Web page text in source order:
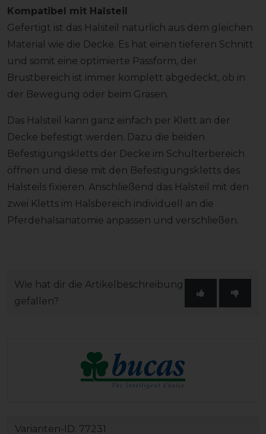
Kompatibel mit Halsteil
Gefertigt ist das Halsteil natürlich aus dem gleichen
Material wie die Decke. Es hat einen tieferen Schnitt
und somit eine optimierte Passform, der
Brustbereich ist immer komplett abgedeckt, ob in
der Bewegung oder beim Grasen.
Das Halsteil kann ganz einfach per Klett an der
Decke befestigt werden. Dazu die beiden
Befestigungskletts der Decke im Schulterbereich
öffnen und diese mit den Befestigungskletts des
Halsteils fixieren. Anschließend das Halsteil mit den
zwei Kletts im Halsbereich individuell an die
Pferdehalsanatomie anpassen und verschließen.
Wie hat dir die Artikelbeschreibung
gefallen?
Varianten-ID: 77231